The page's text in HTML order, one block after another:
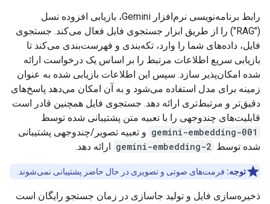
رابط برنامه‌نویسی نرم‌افزار Gemini، بازیابی افزوده نسل
("RAG") را از طریق ابزار جستجوی فایل فعال می‌کند. جستجوی
فایل، داده‌های شما را وارد، تکه‌بندی و فهرست‌بندی می‌کند تا
بازیابی سریع اطلاعات مرتبط را بر اساس یک درخواست ارائه
شده امکان‌پذیر سازد. سپس این اطلاعات بازیابی شده به عنوان
زمینه برای مدل استفاده می‌شود و به آن امکان می‌دهد پاسخ‌های
دقیق‌تر و مرتبط‌تری ارائه دهد. جستجوی فایل همچنین قادر است
قابلیت‌های چندوجهی را با تعبیه متن پشتیبانی شده توسط
gemini-embedding-001 و تعبیه تصویر/چندوجهی پشتیبانی
شده توسط gemini-embedding-2 ارائه دهد.
توجه: فرمت‌های صوتی و تصویری در حال حاضر پشتیبانی نمی‌شوند.
ذخیره‌سازی فایل و تولید جاسازی در زمان جستجو رایگان است